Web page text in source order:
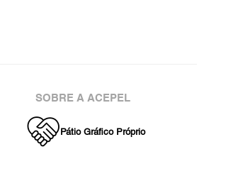
SOBRE A ACEPEL
Pátio Gráfico Próprio